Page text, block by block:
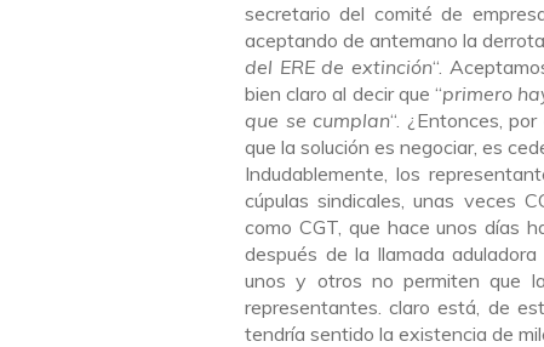
secretario del comité de
aceptando de antemano la
del ERE de extinción“.
bien claro al decir que “primero
que se cumplan“. ¿Entonces,
que la solución es negociar, es
Indudablemente, los
cúpulas sindicales, unas veces
como CGT, que hace unos días
después de la llamada
unos y otros no permiten que
representantes. claro está, de
tendría sentido la existencia de